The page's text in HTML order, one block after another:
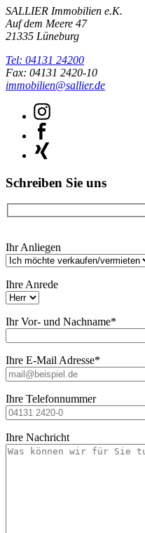
SALLIER Immobilien e.K.
Auf dem Meere 47
21335 Lüneburg
Tel: 04131 24200
Fax: 04131 2420-10
immobilien@sallier.de
Schreiben Sie uns
lasse
dieses
leer.
Ihr Anliegen
Ihre Anrede
Ihr Vor- und Nachname*
Ihre E-Mail Adresse*
Ihre Telefonnummer
Ihre Nachricht